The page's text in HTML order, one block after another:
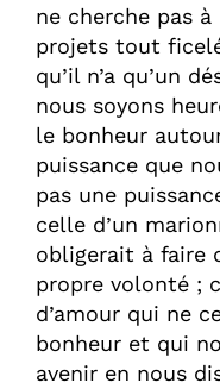
ne cherche pas
projets tout
qu’il n’a qu’un
nous soyons
le bonheur
puissance que
pas une
celle d’un
obligerait à faire
propre volonté ;
d’amour qui ne
bonheur et qui
avenir en nous